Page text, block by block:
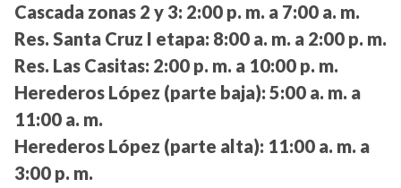
Cascada zonas 2 y 3: 2:00 p. m. a 7:00 a. m.
Res. Santa Cruz I etapa: 8:00 a. m. a 2:00 p. m.
Res. Las Casitas: 2:00 p. m. a 10:00 p. m.
Herederos López (parte baja): 5:00 a. m. a
11:00 a. m.
Herederos López (parte alta): 11:00 a. m. a
3:00 p. m.